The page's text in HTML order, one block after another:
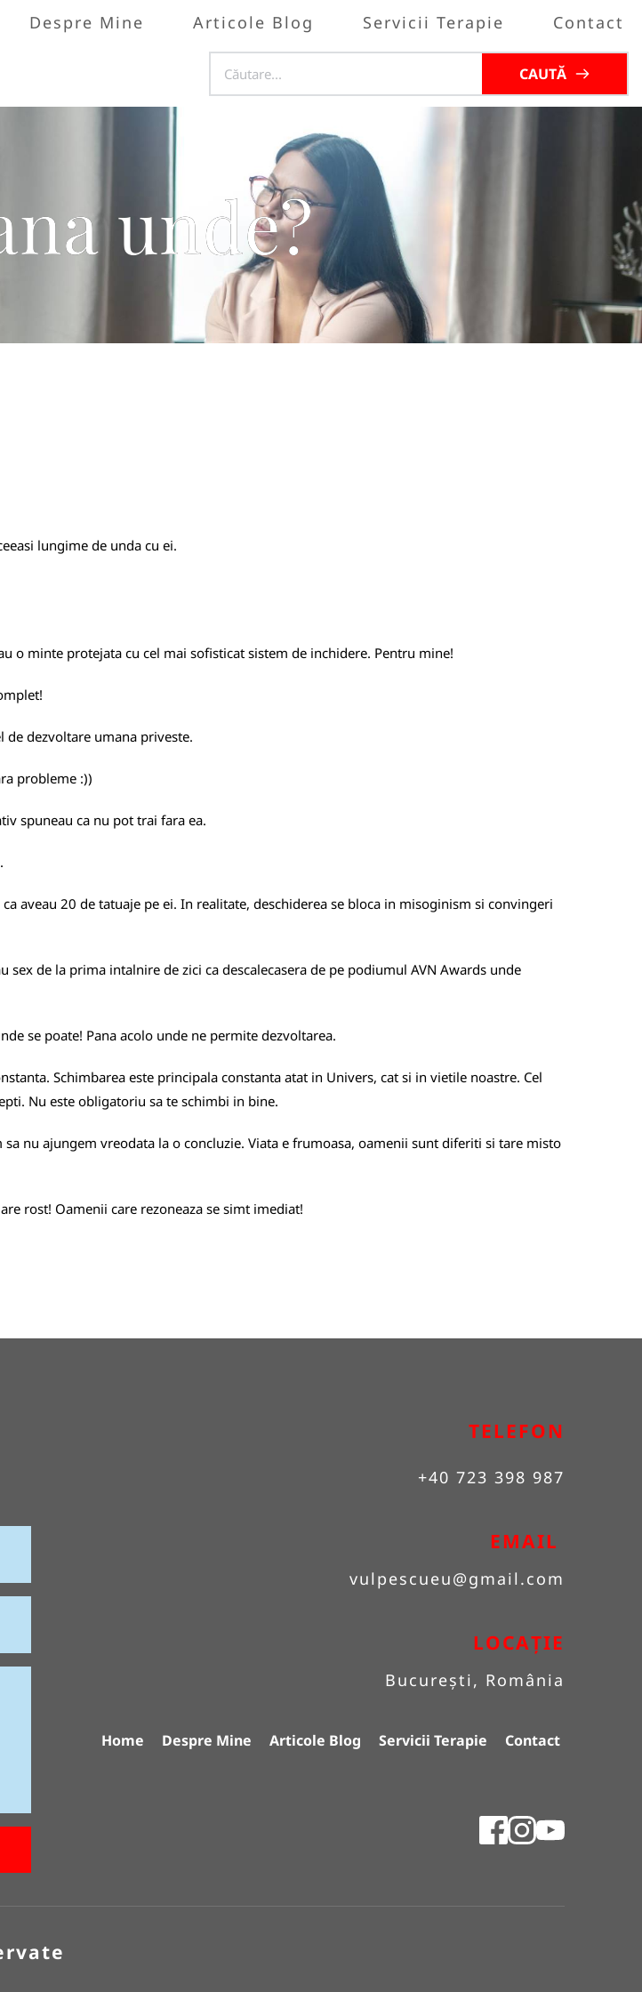
Despre Mine Articole Blog Servicii Terapie Contact
CAUTĂ
unde?
lungime de unda cu ei.
o minte protejata cu cel mai sofisticat sistem de inchidere. Pentru mine!
de dezvoltare umana priveste.
probleme :))
spuneau ca nu pot trai fara ea.
aveau 20 de tatuaje pe ei. In realitate, deschiderea se bloca in misoginism si convingeri
de la prima intalnire de zici ca descalecasera de pe podiumul AVN Awards unde
se poate! Pana acolo unde ne permite dezvoltarea.
Schimbarea este principala constanta atat in Univers, cat si in vietile noastre. Cel
Nu este obligatoriu sa te schimbi in bine.
nu ajungem vreodata la o concluzie. Viata e frumoasa, oamenii sunt diferiti si tare misto
rost! Oamenii care rezoneaza se simt imediat!
TELEFON
+40 723 398 987
EMAIL
vulpescueu@gmail.com
LOCAȚIE
București, România
Home Despre Mine Articole Blog Servicii Terapie Contact